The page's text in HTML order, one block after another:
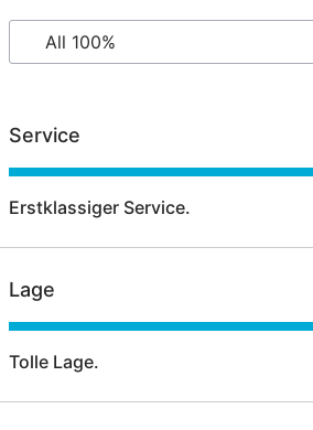
Service
Erstklassiger Service.
Lage
Tolle Lage.